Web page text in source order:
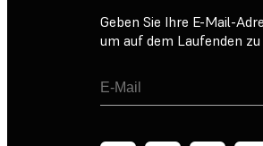
Geben Sie Ihre E-Mail-
um auf dem Laufenden